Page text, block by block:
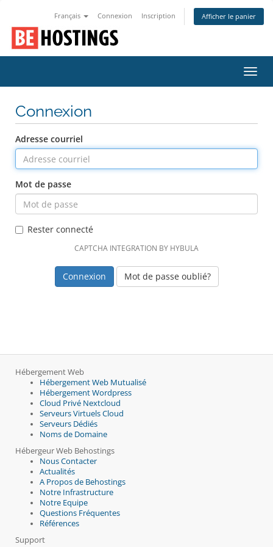
Français Connexion Inscription Afficher le panier
la
Connexion
Adresse courriel
Mot de passe
Rester connecté
CAPTCHA INTEGRATION BY HYBULA
Mot de passe oublié?
Hébergement Web
Hébergement Web Mutualisé
Hébergement Wordpress
Cloud Privé Nextcloud
Serveurs Virtuels Cloud
Serveurs Dédiés
Noms de Domaine
Hébergeur Web Behostings
Nous Contacter
Actualités
A Propos de Behostings
Notre Infrastructure
Notre Equipe
Questions Fréquentes
Références
Support